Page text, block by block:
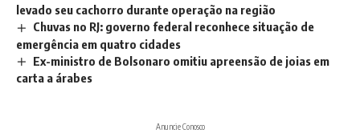
levado seu cachorro durante operação na região
Chuvas no RJ: governo federal reconhece situação de
emergência em quatro cidades
Ex-ministro de Bolsonaro omitiu apreensão de joias em
carta a árabes
Anuncie Conosco